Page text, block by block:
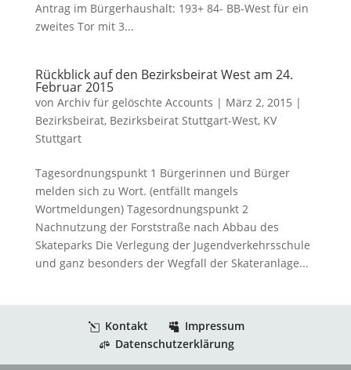
Antrag im Bürgerhaushalt: 193+ 84- BB-West für ein
zweites Tor mit 3...
Rückblick auf den Bezirksbeirat West am 24.
Februar 2015
von Archiv für gelöschte Accounts | März 2, 2015 |
Bezirksbeirat, Bezirksbeirat Stuttgart-West, KV
Stuttgart
Tagesordnungspunkt 1 Bürgerinnen und Bürger
melden sich zu Wort. (entfällt mangels
Wortmeldungen) Tagesordnungspunkt 2
Nachnutzung der Forststraße nach Abbau des
Skateparks Die Verlegung der Jugendverkehrsschule
und ganz besonders der Wegfall der Skateranlage...
Kontakt
Impressum
Datenschutzerklärung